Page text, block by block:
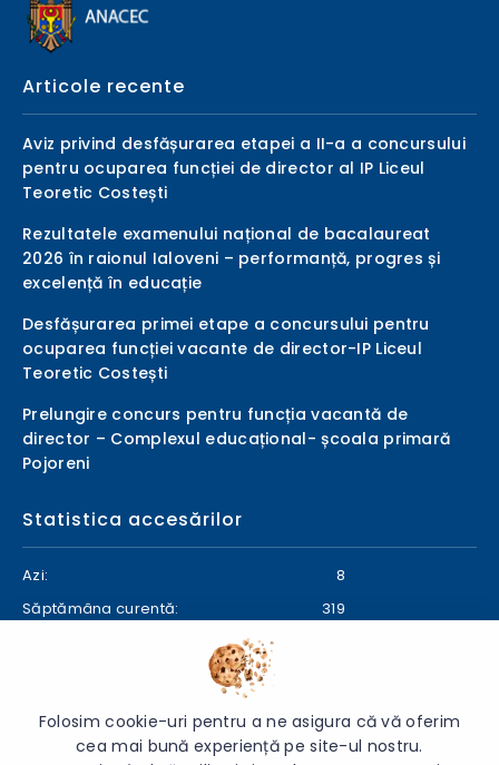
Articole recente
Aviz privind desfășurarea etapei a II-a a concursului
pentru ocuparea funcției de director al IP Liceul
Teoretic Costești
Rezultatele examenului național de bacalaureat
2026 în raionul Ialoveni – performanță, progres și
excelență în educație
Desfășurarea primei etape a concursului pentru
ocuparea funcției vacante de director-IP Liceul
Teoretic Costești
Prelungire concurs pentru funcția vacantă de
director – Complexul educațional- școala primară
Pojoreni
Statistica accesărilor
Azi:
8
Săptămâna curentă:
319
Folosim cookie-uri pentru a ne asigura că vă oferim
cea mai bună experiență pe site-ul nostru.